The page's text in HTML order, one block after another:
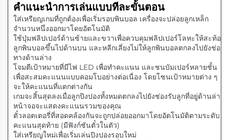
คำแนะนำการเล่นแบบทีละขั้นตอน
ใส่เหรียญเกมที่ถูกต้องเพื่อเริ่มรอบพินบอล เครื่องจะปล่อยลูกเหล็ก
จำนวนหนึ่งออกมาโดยอัตโนมัติ
ใช้ปุ่มฟลิปเปอร์ด้านซ้ายและขวาเพื่อควบคุมฟลิปเปอร์โลหะให้สะท้อน
ลูกพินบอลขึ้นไปด้านบน และหลีกเลี่ยงไม่ให้ลูกพินบอลตกลงไปยังช่อง
ทางด้านล่าง
โจมตีเป้าหมายที่มีไฟ LED เพื่อทำคะแนน และชนบัมเปอร์หลายชั้น
เพื่อสะสมคะแนนแบบคอมโบอย่างต่อเนื่อง โดยโซนเป้าหมายต่าง ๆ
จะให้คะแนนที่แตกต่างกัน
เกมจะสิ้นสุดลงเมื่อลูกปิงปองทั้งหมดตกลงไปยังช่องรับลูกที่อยู่ด้านล่าง
หน้าจอจะแสดงคะแนนรวมของคุณ
ตั๋วลอตเตอรี่ที่สอดคล้องกันจะถูกปล่อยออกมาโดยอัตโนมัติตามระดับ
คะแนนสุดท้าย (มีฟังก์ชันตั๋วในตัว)
ใส่เหรียญใหม่เพื่อเริ่มเล่นปิงปองรอบใหม่